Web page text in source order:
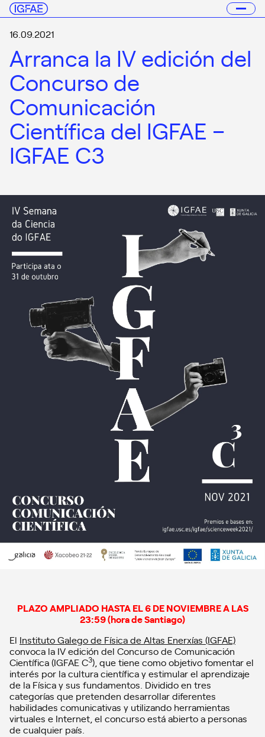
16.09.2021
Arranca la IV edición del
Concurso de
Comunicación
Científica del IGFAE –
IGFAE C3
PLAZO AMPLIADO HASTA EL 6 DE NOVIEMBRE A LAS
23:59 (hora de Santiago)
El Instituto Galego de Física de Altas Enerxías (IGFAE)
convoca la IV edición del Concurso de Comunicación
Científica (IGFAE C3), que tiene como objetivo fomentar el
interés por la cultura científica y estimular el aprendizaje
de la Física y sus fundamentos. Dividido en tres
categorías que pretenden desarrollar diferentes
habilidades comunicativas y utilizando herramientas
virtuales e Internet, el concurso está abierto a personas
de cualquier país.